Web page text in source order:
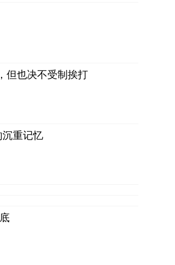
但也决不受制挨打
重记忆